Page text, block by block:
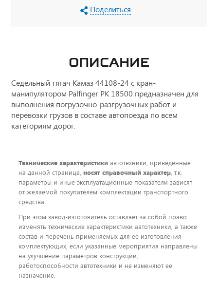
Поделиться
ОПИСАНИЕ
Седельный тягач Камаз 44108-24 с кран-
манипулятором Palfinger РК 18500 предназначен для
выполнения погрузочно-разгрузочных работ и
перевозки грузов в составе автопоезда по всем
категориям дорог.
Технические характеристики автотехники, приведенные
на данной странице, носят справочный характер, т.к.
параметры и иные эксплуатационные показатели зависят
от желаемой покупателем комплектации транспортного
средства.
При этом завод-изготовитель оставляет за собой право
изменять технические характеристики автотехники, а также
состав и перечень применяемых для ее изготовления
комплектующих, если указанные мероприятия направлены
на улучшение параметров конструкции,
работоспособности автотехники и не изменяют ее
назначение.